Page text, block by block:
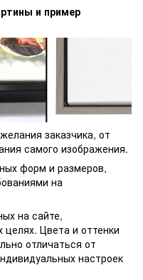
и пример
заказчика, от
самого изображения.
форм и размеров,
на
на сайте,
Цвета и оттенки
отличаться от
настроек